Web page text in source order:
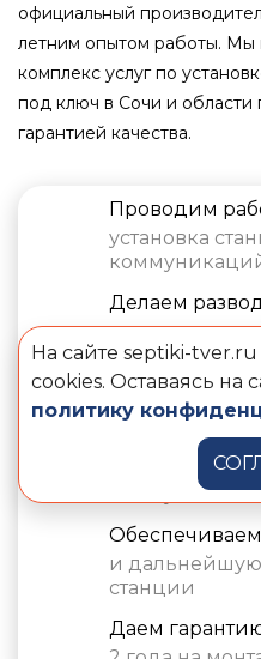
официальный
летним опытом работы. Мы
комплекс услуг по
под ключ в Сочи и области
гарантией качества.
Проводим
установка
Делаем
и экономим
Работаем в
в
Соблюдаем
монтажа
Обеспечиваем
и дальнейшую
станции
Даем
На сайте septiki-
cookies. Оставаясь на
политику